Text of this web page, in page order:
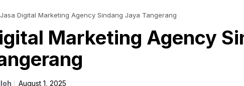
Jasa Digital Marketing Agency Sindang Jaya Tangerang
Marketing Agency
August 1, 2025